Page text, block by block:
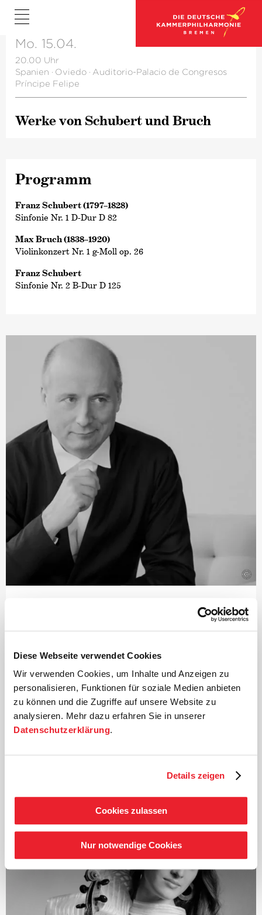
Diese Webseite verwendet Cookies
Wir verwenden Cookies, um Inhalte und Anzeigen zu
personalisieren, Funktionen für soziale Medien anbieten
zu können und die Zugriffe auf unsere Website zu
analysieren. Mehr dazu erfahren Sie in unserer
Datenschutzerklärung.
Details zeigen
Cookies zulassen
Nur notwendige Cookies
Mo. 15.04.
20.00 Uhr
Spanien · Oviedo · Auditorio-Palacio de Congresos
Príncipe Felipe
Werke von Schubert und Bruch
Programm
Franz Schubert (1797–1828)
Sinfonie Nr. 1 D-Dur D 82
Max Bruch (1838–1920)
Violinkonzert Nr. 1 g-Moll op. 26
Franz Schubert
Sinfonie Nr. 2 B-Dur D 125
©
Järvi ist seit 2004 Künstlerischer Leiter der Deutschen
Kammer­philharmonie Bremen.
Einer der vielen Höhepunkte dieser Zusammenarbeit
waren die weltweit von Kritikern und Publikum
gefeierten Aufführungen des Beethoven-Zyklus, für die
Järvi mit zahlreichen Preisen ausgezeichnet wurde –
renommierte Jahrespreis der Deutschen
eine intensive Beschäftigung mit den sinfonischen
die zwölf Londoner Sinfonien von Joseph Haydn im
mit den Sinfonien von Franz Schubert.
Seit Beginn der Saison 2019/2020 ist Järvi
Musikdirektor des Tonhalle-Orchesters Zürich. Zudem
ist er Gründer und Künstlerischer Leiter des Estonian
Festival Orchestras und des Pärnu Music Festivals.